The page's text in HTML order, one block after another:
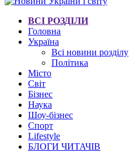
ВСІ РОЗДІЛИ
Головна
Україна
Всі новини розділу
Політика
Місто
Світ
Бізнес
Наука
Шоу-бізнес
Спорт
Lifestyle
БЛОГИ ЧИТАЧІВ